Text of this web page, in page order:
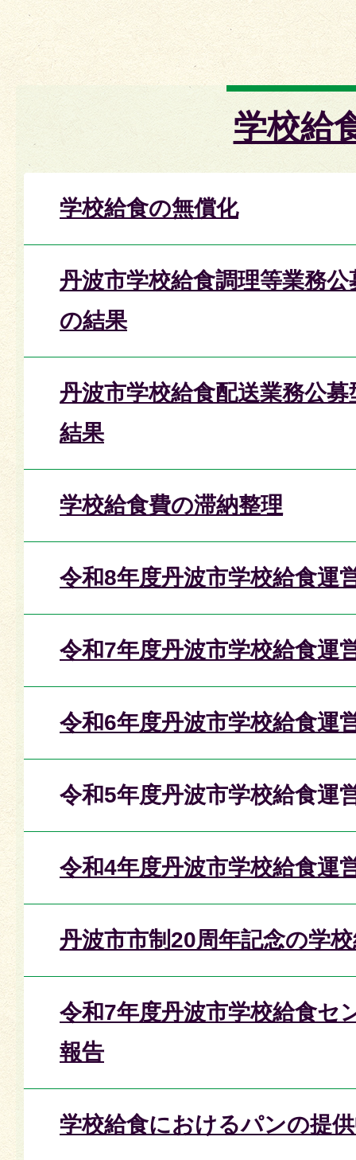
学校給
学校給食の無償化
丹波市学校給食調理等業務
の結果
丹波市学校給食配送業務公
結果
学校給食費の滞納整理
令和8年度丹波市学校給食運
令和7年度丹波市学校給食運
令和6年度丹波市学校給食運
令和5年度丹波市学校給食運
令和4年度丹波市学校給食運
丹波市市制20周年記念の学
令和7年度丹波市学校給食セ
報告
学校給食におけるパンの提